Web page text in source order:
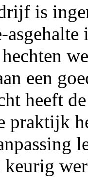
is
een
heeft
praktijk
keurig